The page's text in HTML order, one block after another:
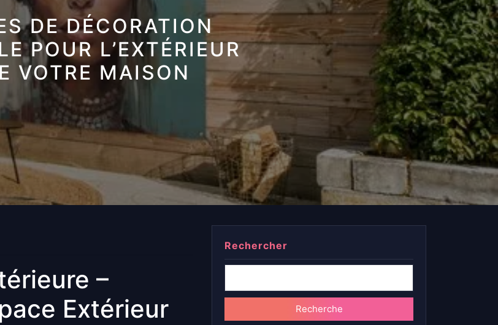
DE DÉCORATION
POUR L’EXTÉRIEUR
VOTRE MAISON
–
Extérieur
Rechercher
Recherche